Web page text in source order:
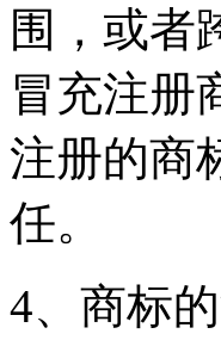
围，或者
冒充注册
注册的商
任。
4、商标